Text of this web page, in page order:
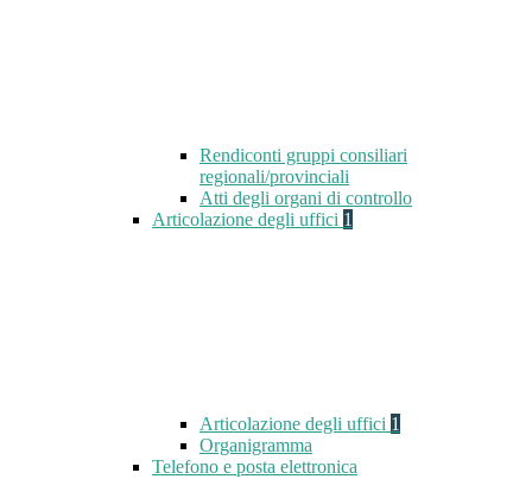
Rendiconti gruppi consiliari
regionali/provinciali
Atti degli organi di controllo
Articolazione degli uffici 1
Articolazione degli uffici 1
Organigramma
Telefono e posta elettronica